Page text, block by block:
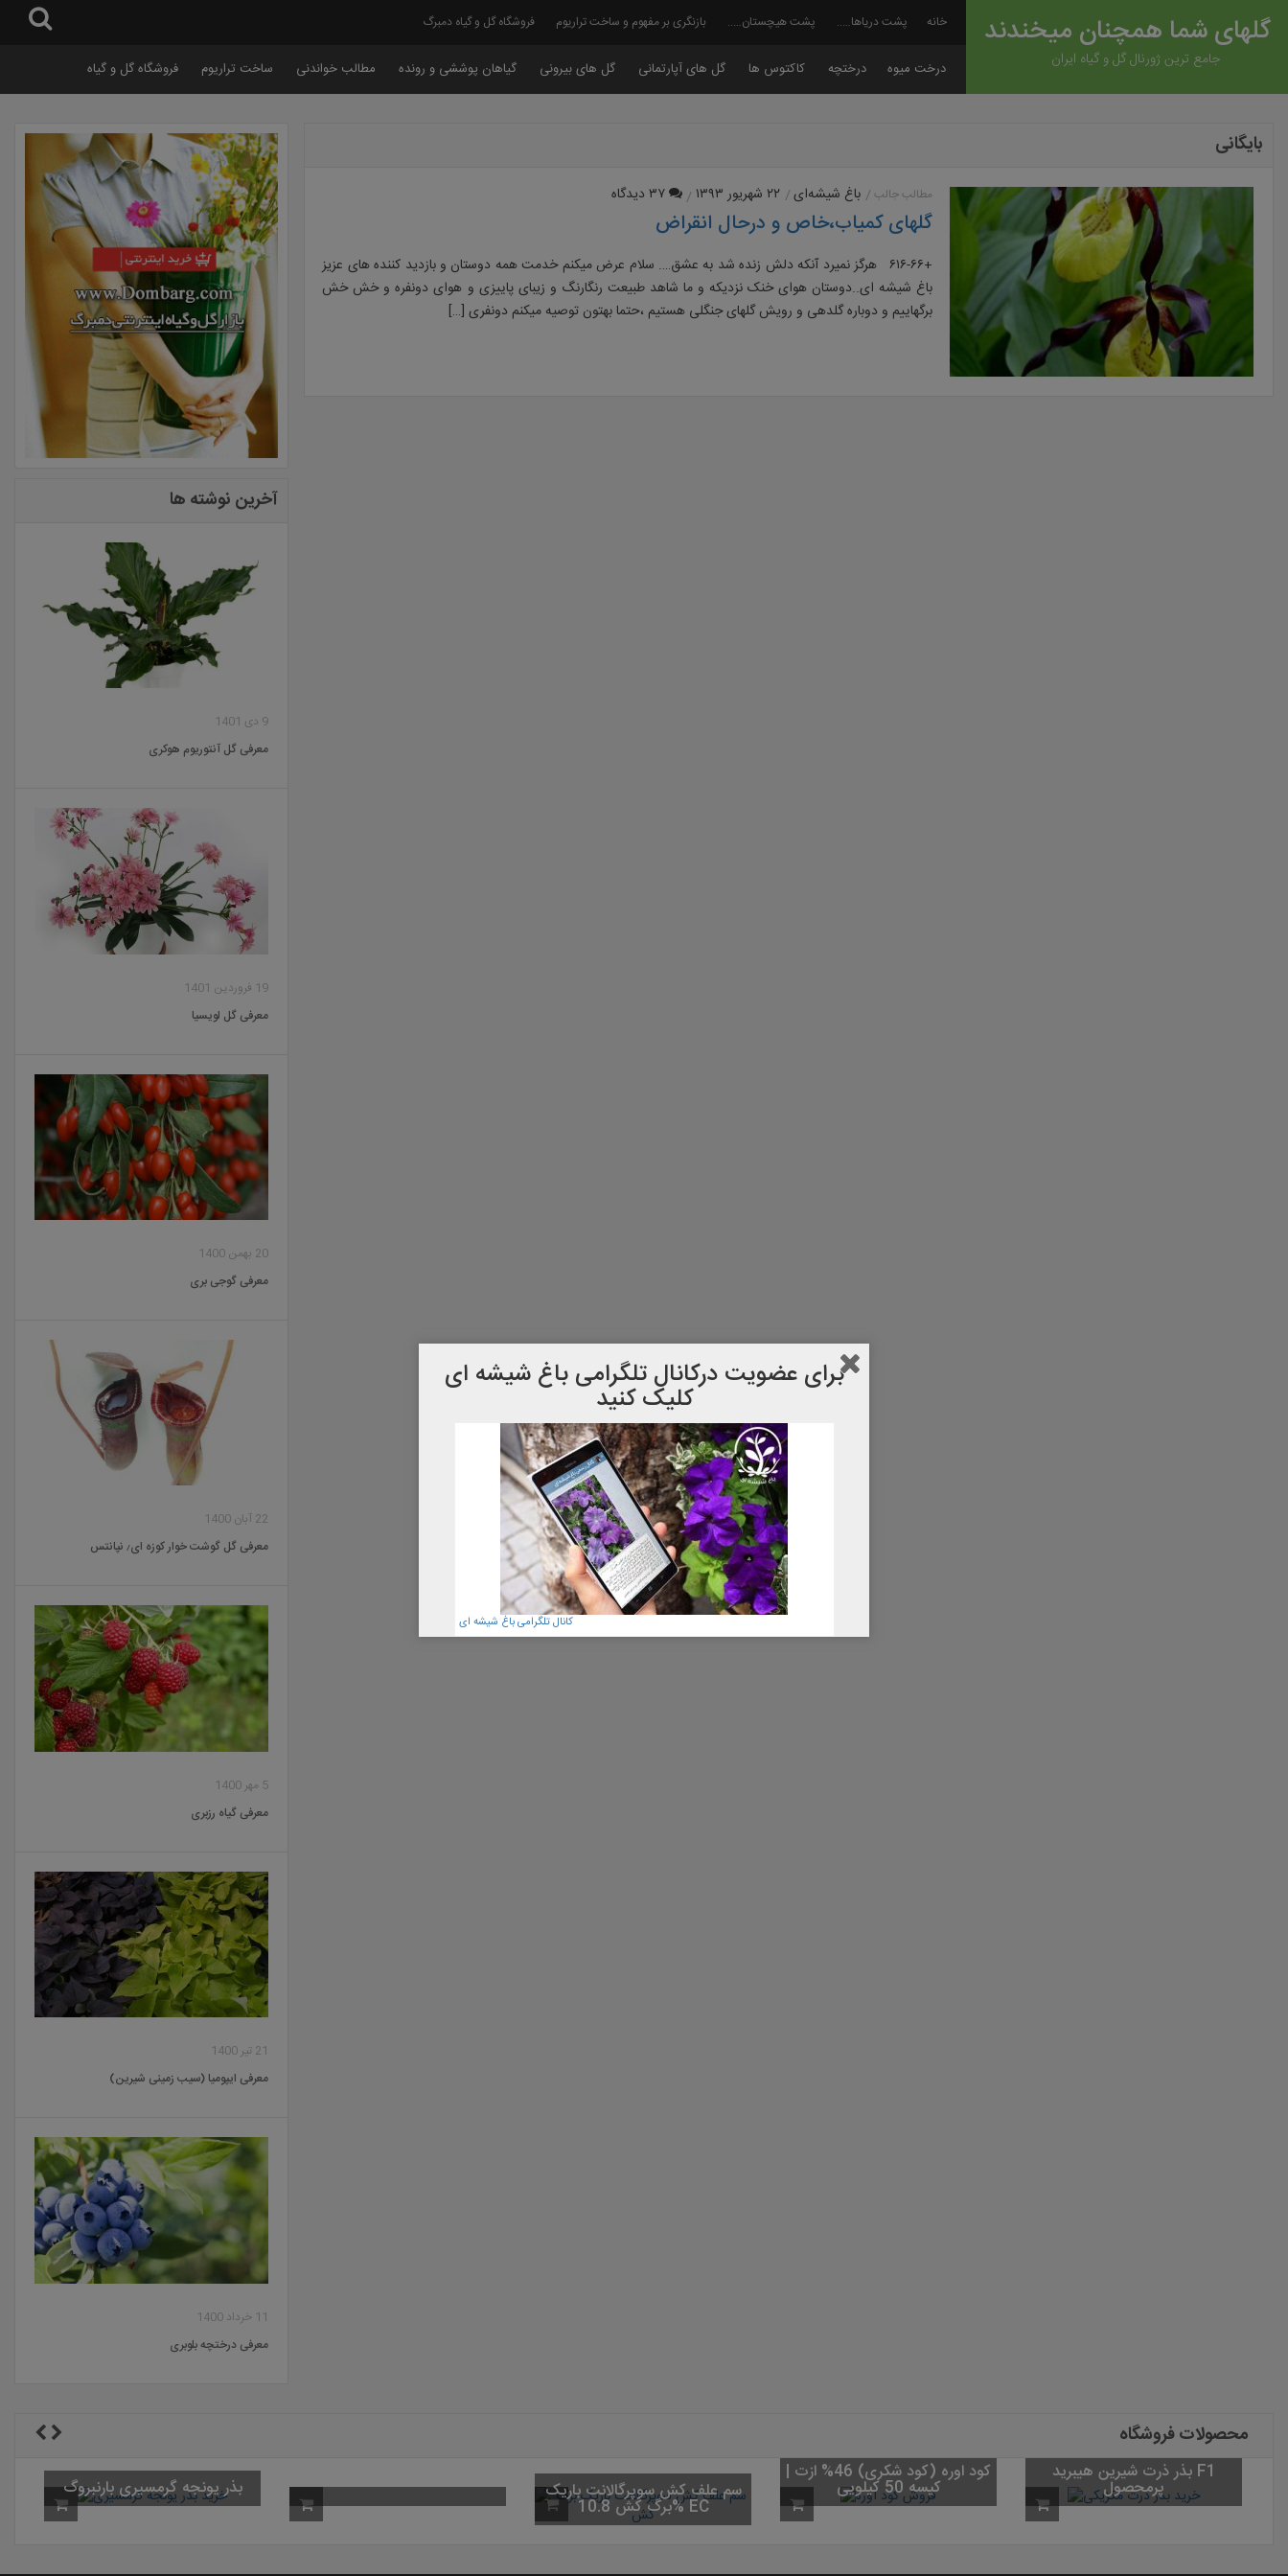
گلهای شما همچنان میخندند
جامع ترین ژورنال گل و گیاه ایران
خانه پشت دریاها….. پشت هیچستان….. بازنگری بر مفهوم و ساخت تراریوم فروشگاه گل و گیاه دمبرگ
درخت میوه درختچه کاکتوس ها گل های آپارتمانی گل های بیرونی گیاهان پوششی و رونده مطالب خواندنی ساخت تراریوم فروشگاه گل و گیاه
بایگانی
مطالب جالب باغ شیشه‌ای ۲۲ شهریور ۱۳۹۳ ۳۷ دیدگاه
گلهای کمیاب،خاص و درحال انقراض
+۶۱۶-۶۶ هرگز نمیرد آنکه دلش زنده شد به عشق…. سلام عرض میکنم خدمت همه دوستان و بازدید کننده های عزیز
باغ شیشه ای..دوستان هوای خنک نزدیکه و ما شاهد طبیعت رنگارنگ و زیبای پاییزی و هوای دونفره و خش خش
برگهاییم و دوباره گلدهی و رویش گلهای جنگلی هستیم ،حتما بهتون توصیه میکنم دونفری […]
آخرین نوشته ها
9 دی 1401
معرفی گل آنتوریوم هوکری
19 فروردین 1401
معرفی گل لویسیا
20 بهمن 1400
معرفی گوجی بری
22 آبان 1400
معرفی گل گوشت خوار کوزه ای٫ نپانتس
5 مهر 1400
معرفی گیاه رزبری
21 تیر 1400
معرفی ایپومیا (سیب زمینی شیرین)
11 خرداد 1400
معرفی درختچه بلوبری
محصولات فروشگاه
بذر یونجه گرمسیری بارنبروگ سم علف کش سوپرگالانت باریک
برگ کش 10.8% EC
کود اوره (کود شکری) 46% ازت |
کیسه 50 کیلویی
بذر ذرت شیرین هیبرید F1
پرمحصول
برای عضویت دركانال تلگرامی باغ شیشه ای
کلیک کنید
کانال تلگرامی باغ شیشه ای